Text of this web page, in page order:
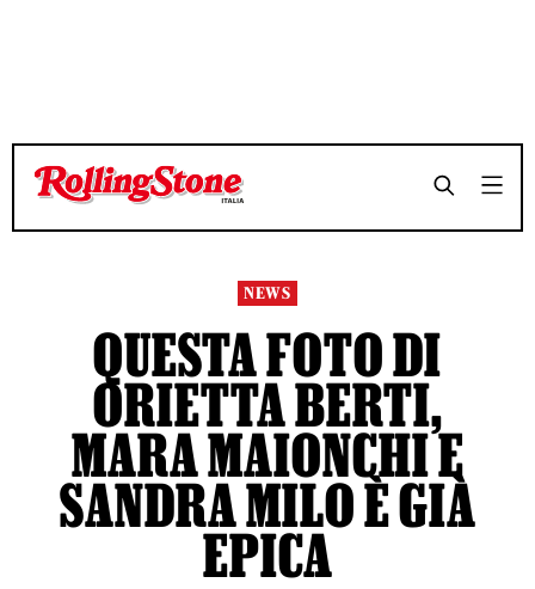
TEMPO DI LETTURA 3 MINUTI SHARE
TEMPO DI LETTURA 3 MINUTI SHARE
NEWS
QUESTA FOTO DI
ORIETTA BERTI,
MARA MAIONCHI E
SANDRA MILO È GIÀ
EPICA